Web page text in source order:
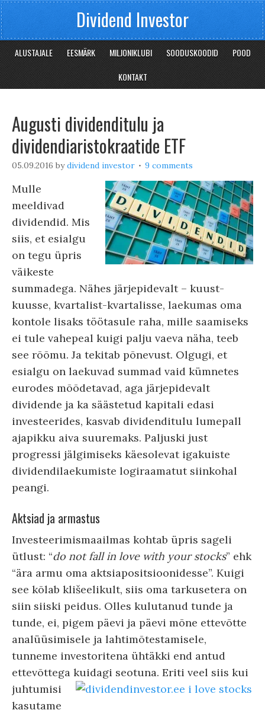
Dividend Investor
ALUSTAJALE EESMÄRK MILJONIKLUBI SOODUSKOODID
POOD
KONTAKT
Augusti dividenditulu ja
dividendiaristokraatide ETF
05.09.2016 bydividend investor 9 comments
Mulle
meeldivad
dividendid. Mis
siis, et esialgu
on tegu üpris
väikeste
summadega. Nähes järjepidevalt – kuust-
kuusse, kvartalist-kvartalisse, laekumas oma
kontole lisaks töötasule raha, mille saamiseks
ei tule vahepeal kuigi palju vaeva näha, teeb
see rõõmu. Ja tekitab põnevust. Olgugi, et
esialgu on laekuvad summad vaid kümnetes
eurodes mõõdetavad, aga järjepidevalt
dividende ja ka säästetud kapitali edasi
investeerides, kasvab dividenditulu lumepall
ajapikku aiva suuremaks. Paljuski just
progressi jälgimiseks käesolevat igakuiste
dividendilaekumiste logiraamatut siinkohal
peangi.
Aktsiad ja armastus
Investeerimismaailmas kohtab üpris sageli
ütlust: “do not fall in love with your stocks” ehk
“ära armu oma aktsiapositsioonidesse”. Kuigi
see kõlab klišeelikult, siis oma tarkusetera on
siin siiski peidus. Olles kulutanud tunde ja
tunde, ei, pigem päevi ja päevi mõne ettevõtte
analüüsimisele ja lahtimõtestamisele,
tunneme investoritena ühtäkki end antud
ettevõttega kuidagi seotuna. Eriti veel siis kui
juhtumisi
kasutame